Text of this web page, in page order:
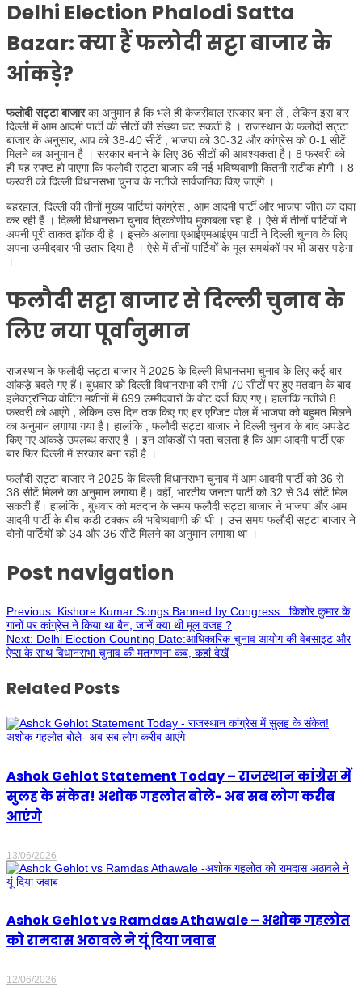
Delhi Election Phalodi Satta
Bazar: क्या हैं फलोदी सट्टा बाजार के
आंकड़े?
फलोदी सट्टा बाजारका अनुमान है कि भले ही केजरीवाल सरकार बना लें , लेकिन इस बार
दिल्ली में आम आदमी पार्टी की सीटों की संख्या घट सकती है । राजस्थान के फलोदी सट्टा
बाजार के अनुसार, आप को 38-40 सीटें , भाजपा को 30-32 और कांग्रेस को 0-1 सीटें
मिलने का अनुमान है । सरकार बनाने के लिए 36 सीटों की आवश्यकता है। 8 फरवरी को
ही यह स्पष्ट हो पाएगा कि फलोदी सट्टा बाजार की नई भविष्यवाणी कितनी सटीक होगी । 8
फरवरी को दिल्ली विधानसभा चुनाव के नतीजे सार्वजनिक किए जाएंगे ।
बहरहाल, दिल्ली की तीनों मुख्य पार्टियां कांग्रेस , आम आदमी पार्टी और भाजपा जीत का दावा
कर रही हैं । दिल्ली विधानसभा चुनाव त्रिकोणीय मुकाबला रहा है । ऐसे में तीनों पार्टियों ने
अपनी पूरी ताकत झोंक दी है । इसके अलावा एआईएमआईएम पार्टी ने दिल्ली चुनाव के लिए
अपना उम्मीदवार भी उतार दिया है । ऐसे में तीनों पार्टियों के मूल समर्थकों पर भी असर पड़ेगा
।
फलौदी सट्टा बाजार से दिल्ली चुनाव के
लिए नया पूर्वानुमान
राजस्थान के फलौदी सट्टा बाजार में 2025 के दिल्ली विधानसभा चुनाव के लिए कई बार
आंकड़े बदले गए हैं। बुधवार को दिल्ली विधानसभा की सभी 70 सीटों पर हुए मतदान के बाद
इलेक्ट्रॉनिक वोटिंग मशीनों में 699 उम्मीदवारों के वोट दर्ज किए गए। हालांकि नतीजे 8
फरवरी को आएंगे , लेकिन उस दिन तक किए गए हर एग्जिट पोल में भाजपा को बहुमत मिलने
का अनुमान लगाया गया है। हालांकि , फलौदी सट्टा बाजार ने दिल्ली चुनाव के बाद अपडेट
किए गए आंकड़े उपलब्ध कराए हैं । इन आंकड़ों से पता चलता है कि आम आदमी पार्टी एक
बार फिर दिल्ली में सरकार बना रही है ।
फलौदी सट्टा बाजार ने 2025 के दिल्ली विधानसभा चुनाव में आम आदमी पार्टी को 36 से
38 सीटें मिलने का अनुमान लगाया है। वहीं, भारतीय जनता पार्टी को 32 से 34 सीटें मिल
सकती हैं। हालांकि , बुधवार को मतदान के समय फलौदी सट्टा बाजार ने भाजपा और आम
आदमी पार्टी के बीच कड़ी टक्कर की भविष्यवाणी की थी । उस समय फलौदी सट्टा बाजार ने
दोनों पार्टियों को 34 और 36 सीटें मिलने का अनुमान लगाया था ।
Post navigation
Previous: Kishore Kumar Songs Banned by Congress : किशोर कुमार के
गानों पर कांग्रेस ने किया था बैन, जानें क्या थी मूल वजह ?
Next: Delhi Election Counting Date:आधिकारिक चुनाव आयोग की वेबसाइट और
ऐप्स के साथ विधानसभा चुनाव की मतगणना कब, कहां देखें
Related Posts
Ashok Gehlot Statement Today – राजस्थान कांग्रेस में
सुलह के संकेत! अशोक गहलोत बोले- अब सब लोग करीब
आएंगे
13/06/2026
Ashok Gehlot vs Ramdas Athawale – अशोक गहलोत
को रामदास अठावले ने यूं दिया जवाब
12/06/2026